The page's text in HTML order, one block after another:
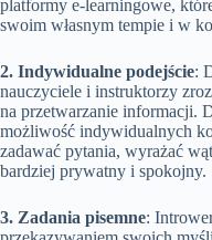
platformy e-learningowe,
swoim własnym tempie i w
2. Indywidualne podejście:
nauczyciele i instruktorzy
na przetwarzanie informacji.
możliwość indywidualnych
zadawać pytania, wyrażać
bardziej prywatny i spokojny.
3. Zadania pisemne: